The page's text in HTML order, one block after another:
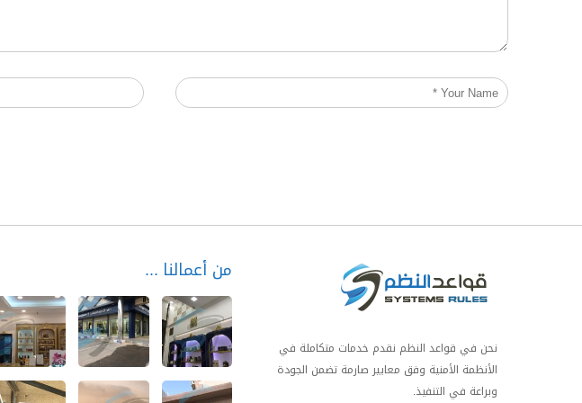
نحن في قواعد النظم نقدم خدمات متكاملة في
الأنظمة الأمنية وفق معايير صارمة تضمن الجودة
وبراعة في التنفيذ.
من أعمالنا